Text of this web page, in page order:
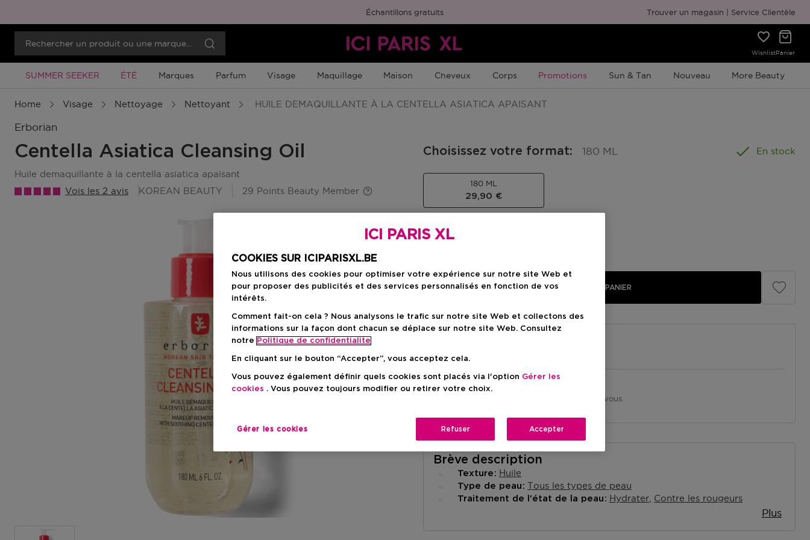
Échantillons gratuits Emballage cadeau gratuit
Trouver un magasin Service Clientèle
WishlistPanier
Promotion À Durée Limitée
SUMMER SEEKER Promotion À Durée Limitée
ÉTÉ Marques Parfum Visage Maquillage Maison Cheveux Corps Promotion À Durée Limitée
Promotions Sun & Tan Nouveau More Beauty
Home Visage Nettoyage Nettoyant HUILE DEMAQUILLANTE À LA CENTELLA ASIATICA APAISANT
Erborian
Centella Asiatica Cleansing Oil
huile demaquillante à la centella asiatica apaisant
Vois les 2 avis
KOREAN BEAUTY 29 Points Beauty Member
Choisissez votre format: 180 ML En stock
180 ML
29,90 €
29,90 €
AJOUTER AU PANIER
En stock
Retrait dans un magasin près de chez vous.
Brève description
Texture Huile
Type de peau Tous les types de peau
Traitement de l'état de la peau Hydrater Contre les rougeurs
Plus
ICI PARIS XL
COOKIES SUR ICIPARISXL.BE
Nous utilisons des cookies pour optimiser votre expérience sur notre site Web et
pour proposer des publicités et des services personnalisés en fonction de vos
intérêts.
Comment fait-on cela ? Nous analysons le trafic sur notre site Web et collectons des
informations sur la façon dont chacun se déplace sur notre site Web. Consultez
notre Politique de confidentialite
En cliquant sur le bouton “Accepter”, vous acceptez cela.
Vous pouvez également définir quels cookies sont placés via l'option Gérer les
cookies . Vous pouvez toujours modifier ou retirer votre choix.
Gérer les cookies Refuser Accepter